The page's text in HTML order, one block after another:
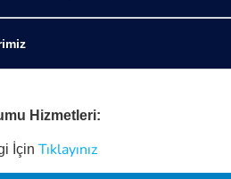
Hizmetleri:
İçin Tıklayınız